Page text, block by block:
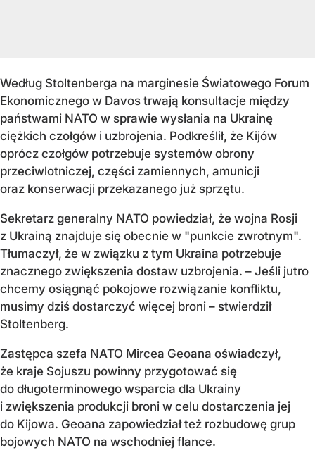
Według Stoltenberga na marginesie Światowego Forum
Ekonomicznego w Davos trwają konsultacje między
państwami NATO w sprawie wysłania na Ukrainę
ciężkich czołgów i uzbrojenia. Podkreślił, że Kijów
oprócz czołgów potrzebuje systemów obrony
przeciwlotniczej, części zamiennych, amunicji
oraz konserwacji przekazanego już sprzętu.
Sekretarz generalny NATO powiedział, że wojna Rosji
z Ukrainą znajduje się obecnie w "punkcie zwrotnym".
Tłumaczył, że w związku z tym Ukraina potrzebuje
znacznego zwiększenia dostaw uzbrojenia. – Jeśli jutro
chcemy osiągnąć pokojowe rozwiązanie konfliktu,
musimy dziś dostarczyć więcej broni – stwierdził
Stoltenberg.
Zastępca szefa NATO Mircea Geoana oświadczył,
że kraje Sojuszu powinny przygotować się
do długoterminowego wsparcia dla Ukrainy
i zwiększenia produkcji broni w celu dostarczenia jej
do Kijowa. Geoana zapowiedział też rozbudowę grup
bojowych NATO na wschodniej flance.